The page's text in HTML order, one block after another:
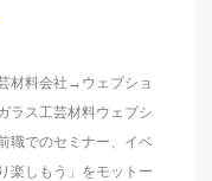
材料会社→ウェブショ
ラス工芸材料ウェブシ
職でのセミナー、イベ
楽しもう」をモットー